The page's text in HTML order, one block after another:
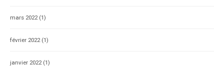
mars 2022(1)
février 2022(1)
janvier 2022(1)